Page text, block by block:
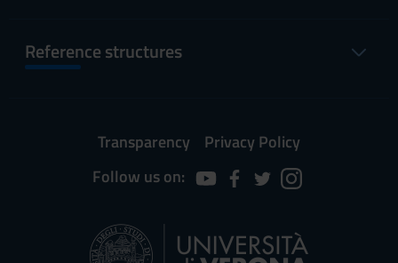
Reference structures
Transparency
Privacy Policy
Follow us on: